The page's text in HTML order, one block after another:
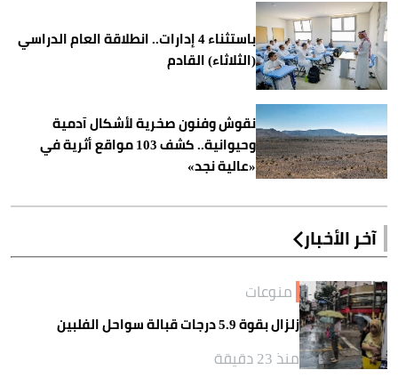
باستثناء 4 إدارات.. انطلاقة العام الدراسي
(الثلاثاء) القادم
نقوش وفنون صخرية لأشكال آدمية
وحيوانية.. كشف 103 مواقع أثرية في
«عالية نجد»
آخر الأخبار
منوعات
زلزال بقوة 5.9 درجات قبالة سواحل الفلبين
منذ 23 دقيقة